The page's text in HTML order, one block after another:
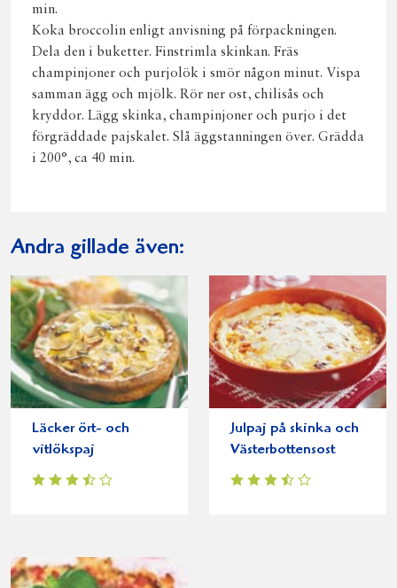
min.
Koka broccolin enligt anvisning på förpackningen.
Dela den i buketter. Finstrimla skinkan. Fräs
champinjoner och purjolök i smör någon minut. Vispa
samman ägg och mjölk. Rör ner ost, chilisås och
kryddor. Lägg skinka, champinjoner och purjo i det
förgräddade pajskalet. Slå äggstanningen över. Grädda
i 200°, ca 40 min.
Andra gillade även:
Läcker ört- och
vitlökspaj
Julpaj på skinka och
Västerbottensost